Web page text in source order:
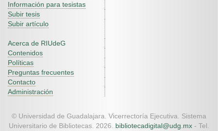
Información para tesistas
Subir tesis
Subir artículo
Acerca de RIUdeG
Contenidos
Políticas
Preguntas frecuentes
Contacto
Administración
© Universidad de Guadalajara. Vicerrectoría Ejecutiva. Sistema
Universitario de Bibliotecas. 2026. bibliotecadigital@udg.mx - Tel.